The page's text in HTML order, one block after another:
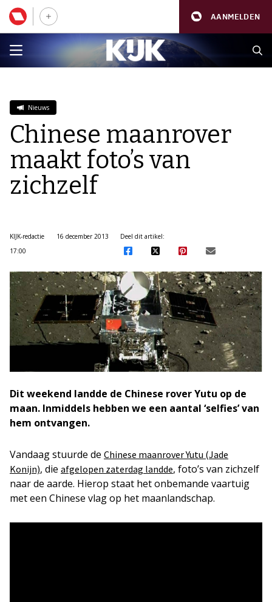
AANMELDEN
Nieuws
Chinese maanrover
maakt foto’s van
zichzelf
KIJK-redactie
16 december 2013
17:00
Deel dit artikel:
Dit weekend landde de Chinese rover Yutu op de
maan. Inmiddels hebben we een aantal ‘selfies’ van
hem ontvangen.
Vandaag stuurde de Chinese maanrover Yutu (Jade
Konijn), die afgelopen zaterdag landde, foto’s van zichzelf
naar de aarde. Hierop staat het onbemande vaartuig
met een Chinese vlag op het maanlandschap.